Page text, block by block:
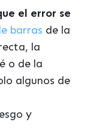
el error se
barras de la
la
o de la
algunos de
y